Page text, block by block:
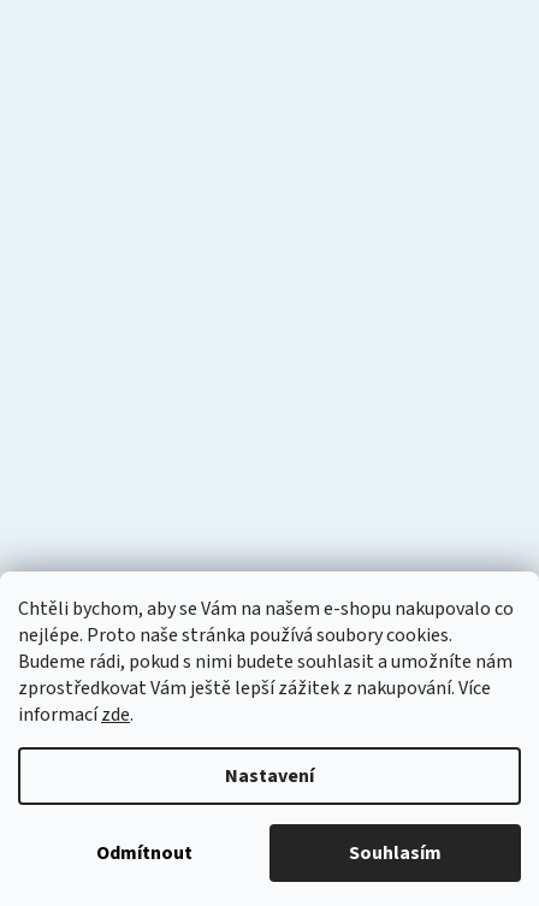
Chtěli bychom, aby se Vám na našem e-shopu nakupovalo co
nejlépe. Proto naše stránka používá soubory cookies.
Budeme rádi, pokud s nimi budete souhlasit a umožníte nám
zprostředkovat Vám ještě lepší zážitek z nakupování.Více
informacízde.
Nastavení
Odmítnout Souhlasím
Vytvořil Shoptet
Tlakový vzduch. Všechna práva vyhrazena.
Upravit nastavení cookies
S láskou vyrobiloFilipesmedia 🧡